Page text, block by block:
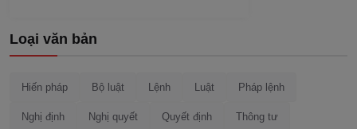
Loại văn bản
Hiến pháp Bộ luật Lệnh Luật Pháp lệnh
Nghị định Nghị quyết Quyết định Thông tư